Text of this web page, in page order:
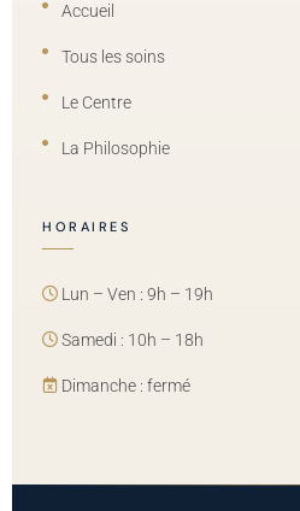
Accueil
Tous les soins
Le Centre
La Philosophie
HORAIRES
Lun – Ven : 9h – 19h
Samedi : 10h – 18h
Dimanche : fermé